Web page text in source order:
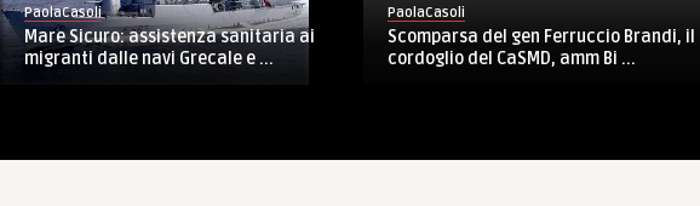
PaolaCasoli
Mare Sicuro: assistenza sanitaria ai
migranti dalle navi Grecale e ...
PaolaCasoli
Scomparsa del gen Ferruccio Brandi, il
cordoglio del CaSMD, amm Bi ...